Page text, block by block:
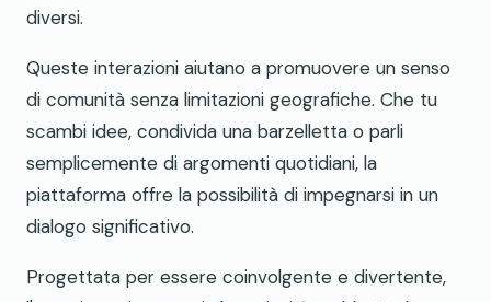
diversi.
Queste interazioni aiutano a promuovere un senso
di comunità senza limitazioni geografiche. Che tu
scambi idee, condivida una barzelletta o parli
semplicemente di argomenti quotidiani, la
piattaforma offre la possibilità di impegnarsi in un
dialogo significativo.
Progettata per essere coinvolgente e divertente,